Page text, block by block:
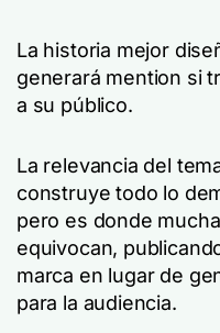
La historia mejor
generará mention si
a su público.
La relevancia del
construye todo lo
pero es donde
equivocan,
marca en lugar de
para la audiencia.